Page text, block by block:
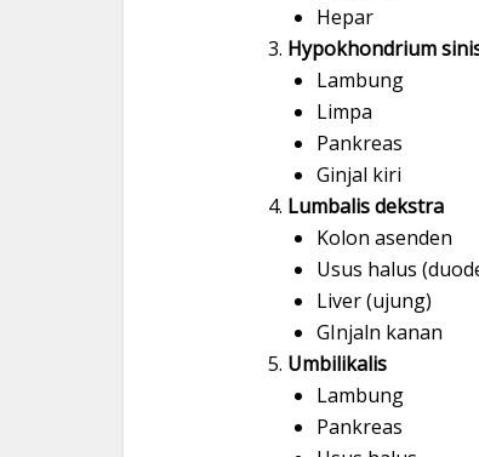
Hepar
Hypokhondrium
Lambung
Limpa
Pankreas
Ginjal kiri
Lumbalis dekstra
Kolon asenden
Usus halus
Liver (ujung)
GInjaln kanan
Umbilikalis
Lambung
Pankreas